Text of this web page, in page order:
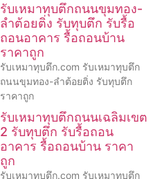
รับเหมาทุบตึกถนนขุมทอง-
ลำต้อยติ่ง รับทุบตึก รับรื้อ
ถอนอาคาร รื้อถอนบ้าน
ราคาถูก
รับเหมาทุบตึก.com รับเหมาทุบตึก
ถนนขุมทอง-ลำต้อยติ่ง รับทุบตึก
ราคาถูก
รับเหมาทุบตึกถนนเฉลิมเขต
2 รับทุบตึก รับรื้อถอน
อาคาร รื้อถอนบ้าน ราคา
ถูก
รับเหมาทุบตึก.com รับเหมาทุบตึก